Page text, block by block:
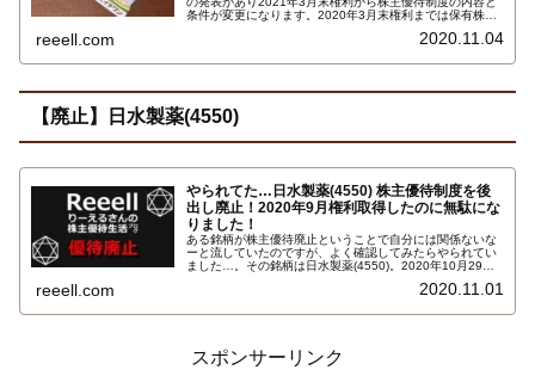
条件が変更になります。2020年3月末権利までは保有株式
利からは300株以上が必要になる改悪変更になります。詳
reeell.com 2020.11.04
【廃止】日水製薬(4550)
やられてた…日水製薬(4550) 株主優待制度を後
出し廃止！2020年9月権利取得したのに無駄にな
りました！
ある銘柄が株主優待廃止ということで自分には関係ないな
ーと流していたのですが、よく確認してみたらやられてい
ました…。その銘柄は日水製薬(4550)。2020年10月29日
済の2020年3月末権利の株主優待を最後に株主優待は廃止
reeell.com 2020.11.01
スポンサーリンク